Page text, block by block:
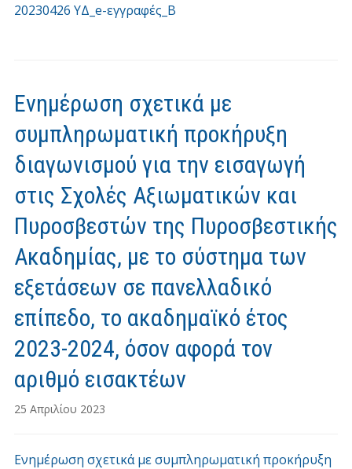
20230426 ΥΔ_e-εγγραφές_Β
Ενημέρωση σχετικά με
συμπληρωματική προκήρυξη
διαγωνισμού για την εισαγωγή
στις Σχολές Αξιωματικών και
Πυροσβεστών της Πυροσβεστικής
Ακαδημίας, με το σύστημα των
εξετάσεων σε πανελλαδικό
επίπεδο, το ακαδημαϊκό έτος
2023-2024, όσον αφορά τον
αριθμό εισακτέων
25 Απριλίου 2023
Ενημέρωση σχετικά με συμπληρωματική προκήρυξη